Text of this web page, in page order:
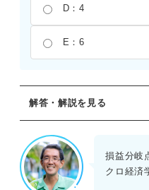
D：4
E：6
解答・解説を見る
正解：C
損益分岐点では平均費用（
する。ACはTCをXで割っ
はTCをXで微分した3X^2-
損益分岐
クロ経済